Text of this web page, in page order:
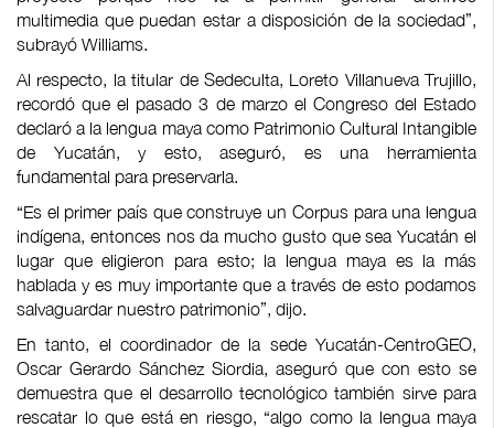
multimedia que puedan estar a disposición de la sociedad”,
subrayó Williams.
Al respecto, la titular de Sedeculta, Loreto Villanueva Trujillo,
recordó que el pasado 3 de marzo el Congreso del Estado
declaró a la lengua maya como Patrimonio Cultural Intangible
de Yucatán, y esto, aseguró, es una herramienta
fundamental para preservarla.
“Es el primer país que construye un Corpus para una lengua
indígena, entonces nos da mucho gusto que sea Yucatán el
lugar que eligieron para esto; la lengua maya es la más
hablada y es muy importante que a través de esto podamos
salvaguardar nuestro patrimonio”, dijo.
En tanto, el coordinador de la sede Yucatán-CentroGEO,
Oscar Gerardo Sánchez Siordia, aseguró que con esto se
demuestra que el desarrollo tecnológico también sirve para
rescatar lo que está en riesgo, “algo como la lengua maya